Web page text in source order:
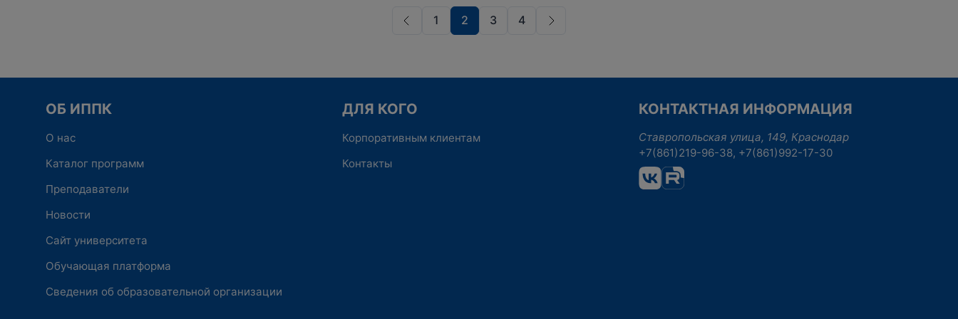
1 2 3 4
ОБ ИППК
О нас
Каталог программ
Преподаватели
Новости
Сайт университета
Обучающая платформа
Сведения об образовательной организации
ДЛЯ КОГО
Корпоративным клиентам
Контакты
КОНТАКТНАЯ ИНФОРМАЦИЯ
Ставропольская улица, 149, Краснодар
+7(861)219-96-38, +7(861)992-17-30